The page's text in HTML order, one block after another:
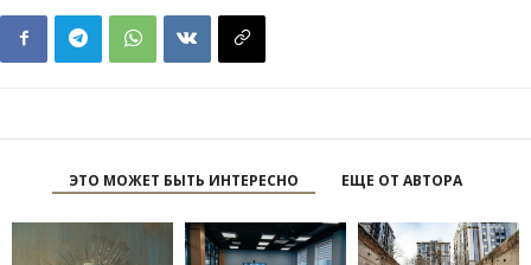
ЭТО МОЖЕТ БЫТЬ ИНТЕРЕСНО ЕЩЕ ОТ АВТОРА